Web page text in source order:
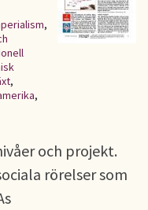
,
,
,
och projekt.
rörelser som